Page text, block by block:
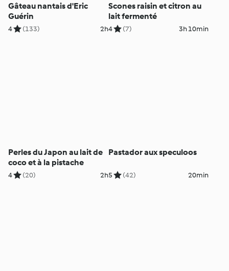
Gâteau nantais d'Eric
Guérin
4 (133) 2h
Scones raisin et citron au
lait fermenté
4 (7) 3h 10min
Perles du Japon au lait de
coco et à la pistache
4 (20) 2h
Pastador aux speculoos
5 (42) 20min